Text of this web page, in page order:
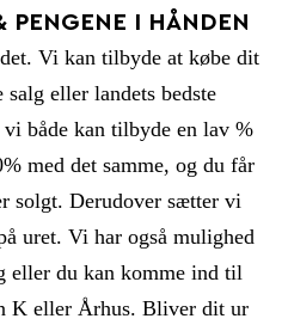
PENGENE I HÅNDEN
Vi kan tilbyde at købe dit
eller landets bedste
både kan tilbyde en lav %
med det samme, og du får
solgt. Derudover sætter vi
uret. Vi har også mulighed
eller du kan komme ind til
K eller Århus. Bliver dit ur